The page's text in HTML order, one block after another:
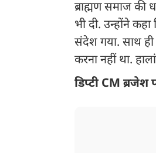
ब्राह्मण समाज की
भी दी. उन्होंने
संदेश गया. साथ ही
करना नहीं था.
डिप्टी CM ब्रजेश